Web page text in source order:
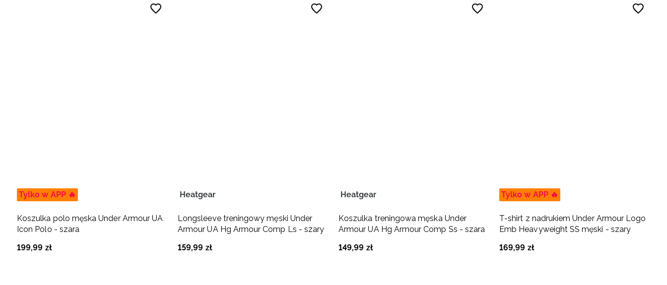
Tylko w APP 🔥
Koszulka polo męska Under Armour UA
Icon Polo - szara
199,99 zł
Heatgear
Longsleeve treningowy męski Under
Armour UA Hg Armour Comp Ls - szary
159,99 zł
Heatgear
Koszulka treningowa męska Under
Armour UA Hg Armour Comp Ss - szara
149,99 zł
Tylko w APP 🔥
T-shirt z nadrukiem Under Armour Logo
Emb Heavyweight SS męski - szary
169,99 zł